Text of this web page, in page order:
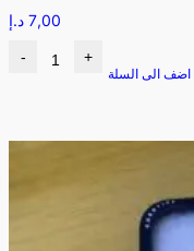
7,00 د.إ
- +
اضف الى السلة